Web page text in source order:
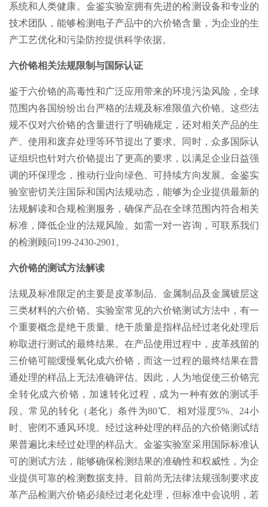
系统和人类健康。金鉴实验室拥有先进的检测设备和专业的
技术团队，能够检测电子产品中的六价铬含量，为企业的生
产工艺优化和污染防控提供科学依据。
六价铬相关法规限制与国际认证
鉴于六价铬的高毒性和广泛应用带来的环境污染风险，全球
范围内各国纷纷出台严格的法规及标准限值六价铬。这些法
规不仅对六价铬的含量进行了明确规定，还对相关产品的生
产、使用和废弃处理等环节提出了要求。同时，众多国际认
证组织也针对六价铬提出了更高的要求，以满足企业日益强
调的环保理念，推动行业向绿色、可持续方向发展。金鉴实
验室密切关注国际和国内法规动态，能够为企业提供最新的
法规解读和合规检测服务，确保产品在全球范围内符合相关
标准，降低企业的法规风险。如需一对一咨询，可联系我们
的检测顾问199-2430-2901。
六价铬的测试方法解读
法规及标准限定的主要是皮革制品、金属制品及金属镀层这
三类材料的六价铬。实验室常见的六价铬测试方法中，有一
个重要概念是绝干质量。绝干质量是指样品经过老化处理后
称取进行测试的最终结果。在产品使用过程中，皮革残留的
三价铬可能缓慢氧化成六价铬，而这一过程的最终结果在普
通处理的样品上无法准确评估。因此，人为地促使三价铬完
全转化成六价铬，加速转化过程，成为一种有效的测试手
段。常见的转化（老化）条件为80℃、相对湿度5%、24小
时、密闭不通风环境。经过这种处理的样品的六价铬测试结
果普遍比未经过处理的样品大。金鉴实验室采用国际标准认
可的测试方法，能够确保检测结果的准确性和权威性，为企
业提供可靠的检测数据支持。目前尚无法律法规强制要求皮
革产品检测六价铬必须经过老化处理，但标准中会说明，若